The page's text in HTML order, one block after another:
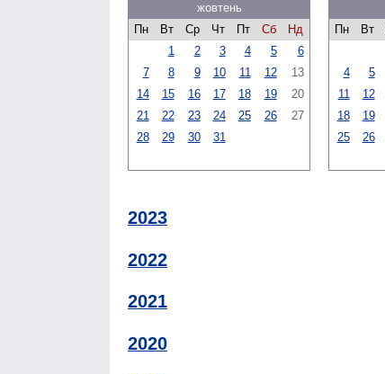
жовтень
Пн
Вт Ср Чт Пт Сб
Нд
1
2 3 4 5
6
7
8 9 10 11 12
13
14
15 16 17 18 19
20
21
22 23 24 25 26
27
28
29 30 31
Пн
Вт
4
5
11
12
18
19
25
26
2023
2022
2021
2020